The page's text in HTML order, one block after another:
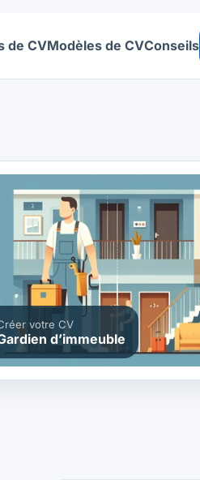
de CVModèles de CVConseils
votre CV
d’immeuble